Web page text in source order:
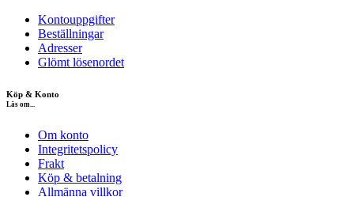
Kontouppgifter
Beställningar
Adresser
Glömt lösenordet
Köp & Konto
Läs om...
Om konto
Integritetspolicy
Frakt
Köp & betalning
Allmänna villkor